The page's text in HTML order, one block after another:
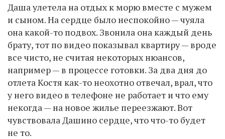
Даша улетела на отдых к морю вместе с мужем
и сыном. На сердце было неспокойно — чуяла
она какой-то подвох. Звонила она каждый день
брату, тот по видео показывал квартиру — вроде
все чисто, не считая некоторых нюансов,
например — в процессе готовки. За два дня до
отлета Костя как-то неохотно отвечал, врал, что
у него видео в телефоне не работает и что ему
некогда — на новое жилье переезжают. Вот
чувствовала Дашино сердце, что что-то будет
не то.